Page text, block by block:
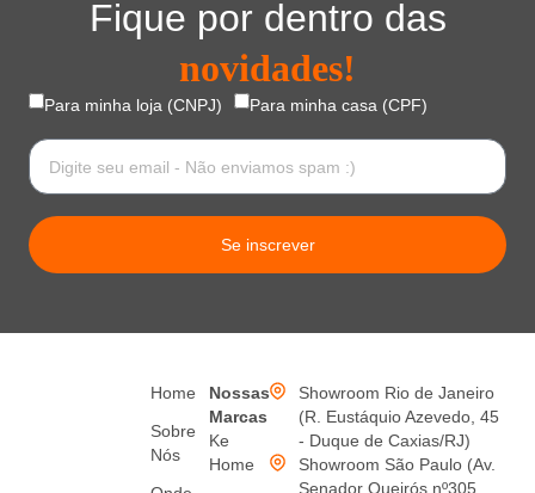
Fique por dentro das
novidades!
Para minha loja (CNPJ) Para minha casa (CPF)
Se inscrever
Home
Sobre
Nós
Nossas
Marcas
Ke
Home
Showroom Rio de Janeiro
(R. Eustáquio Azevedo, 45
- Duque de Caxias/RJ)
Showroom São Paulo (Av.
Senador Queirós nº305,